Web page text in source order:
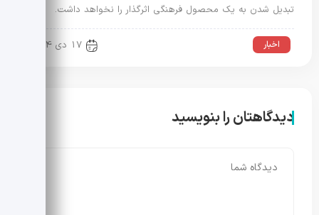
تبدیل شدن به یک محصول فرهنگی اثرگذار را نخواهد داشت.
اخبار 17 دی 1404
دیدگاهتان را بنویسید